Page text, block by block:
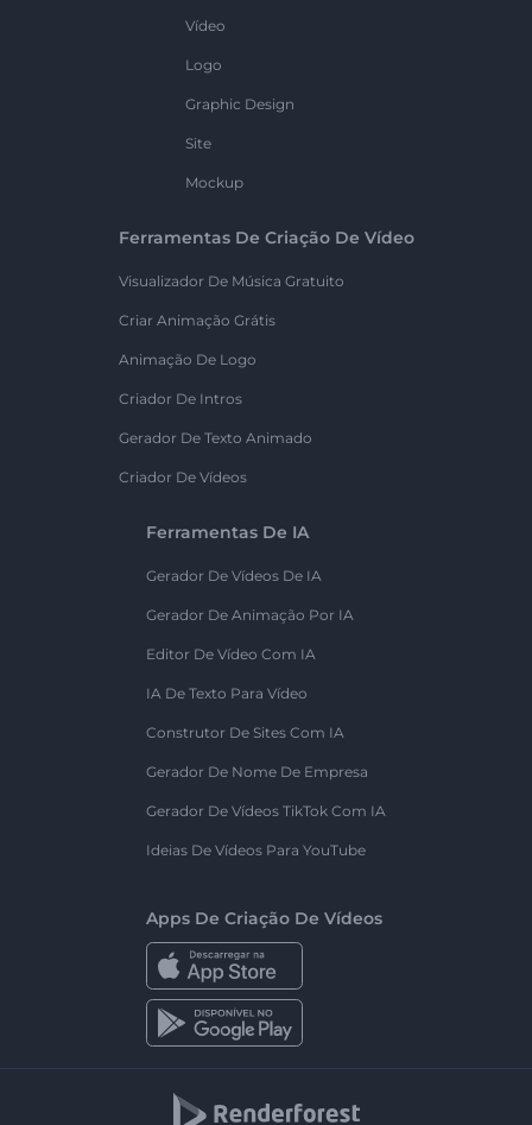
Vídeo
Logo
Graphic Design
Site
Mockup
Ferramentas De Criação De Vídeo
Visualizador De Música Gratuito
Criar Animação Grátis
Animação De Logo
Criador De Intros
Gerador De Texto Animado
Criador De Vídeos
Ferramentas De IA
Gerador De Vídeos De IA
Gerador De Animação Por IA
Editor De Vídeo Com IA
IA De Texto Para Vídeo
Construtor De Sites Com IA
Gerador De Nome De Empresa
Gerador De Vídeos TikTok Com IA
Ideias De Vídeos Para YouTube
Apps De Criação De Vídeos